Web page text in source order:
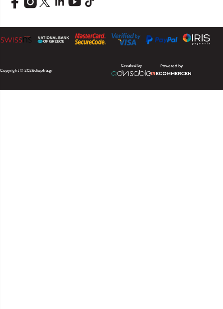
Copyright © 2026dioptra.gr
Created by Powered by